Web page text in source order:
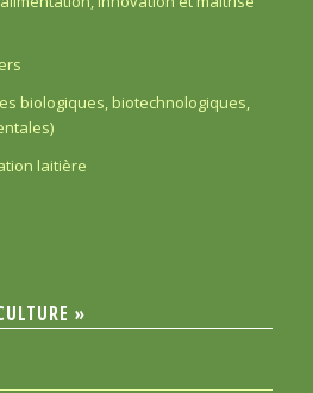
biologiques, biotechnologiques,
laitière
»